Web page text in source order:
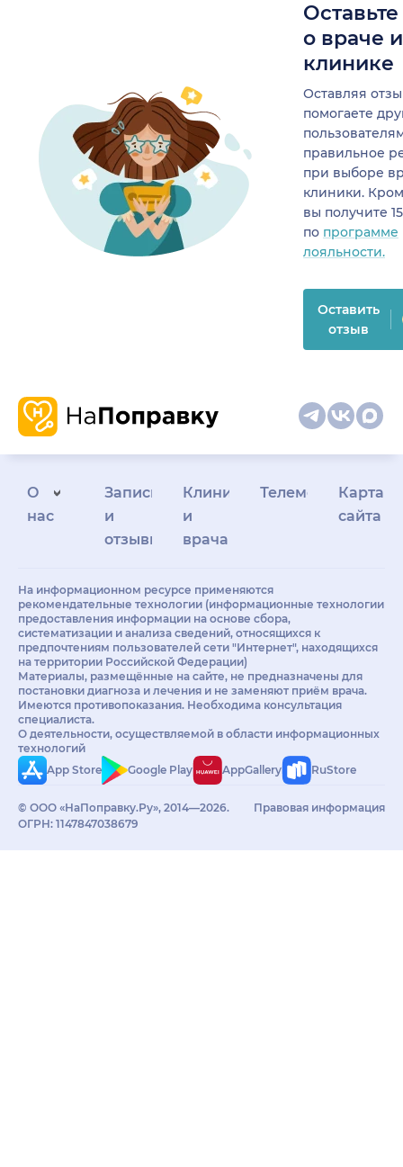
о враче
клинике
Оставляя
помогаете
правильное
при выборе
клиники.
вы получите
по программе
лояльности.
Оставить
отзыв
О
нас
Запись
и
отзывы
Клиникам
и
врачам
Телемедицина
Карта
сайта
На информационном ресурсе применяются
рекомендательные технологии (информационные технологии
предоставления информации на основе сбора,
систематизации и анализа сведений, относящихся к
предпочтениям пользователей сети "Интернет", находящихся
на территории Российской Федерации)
Материалы, размещённые на сайте, не предназначены для
постановки диагноза и лечения и не заменяют приём врача.
Имеются противопоказания. Необходима консультация
специалиста.
О деятельности, осуществляемой в области информационных
технологий
App Store
Google Play AppGallery RuStore
© ООО «НаПоправку.Ру», 2014—2026.
ОГРН: 1147847038679
Правовая информация